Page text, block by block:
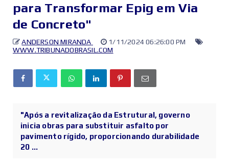
para Transformar Epig em Via
de Concreto"
ANDERSON MIRANDA
1/11/2024 06:26:00 PM
WWW.TRIBUNADOBRASIL.COM
"Após a revitalização da Estrutural, governo
inicia obras para substituir asfalto por
pavimento rígido, proporcionando durabilidade
20 ...